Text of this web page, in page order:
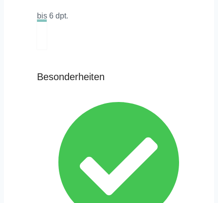
bis 6 dpt.
Besonderheiten